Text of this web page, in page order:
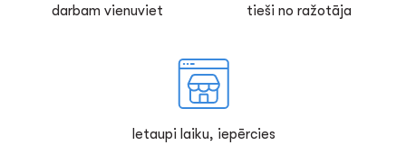
darbam vienuviet
tieši no ražotāja
Ietaupi laiku, iepērcies